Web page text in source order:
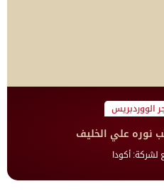
الووردبريس
نوره علي الخليف
لشركة: أكودا